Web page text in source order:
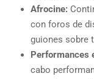
Afrocine:
con foros de
guiones sobre
Performances
cabo